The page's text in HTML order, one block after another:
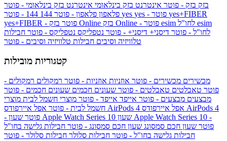
בזק בזק - פוטר אינטרנט בזק בינלאומי אינטרנט בזק בינלאומי - פוטר
פלאפון פלאפון - פוטר 144 yes
yes+FIBER
yes+FIBER - פוטר בזק Online
esim
לחו"ל - פוטר דיסני+ דיסני+ - פוטר נטפליקס נטפליקס - פוטר חבילות
טלוויזיה וסיבים חבילות טלוויזיה וסיבים - פוטר
קטגוריות מובילות
מכשירים מכשירים - פוטר אוזניות אוזניות - פוטר רמקולים רמקולים -
פוטר טאבלטים טאבלטים - פוטר שעונים חכמים שעונים חכמים - פוטר
מבצעים מבצעים - פוטר אייפד אייפד - פוטר מוצרי חשמל לבית מוצרי
חשמל לבית - פוטר אפל איירפודס AirPods 4 אפל איירפודס AirPods 4
- פוטר שעון Apple Watch Series 10 שעון Apple Watch Series 10 -
פוטר שעון חכם סמסונג שעון חכם סמסונג - פוטר חבילות גלישה בחו"ל
חבילות גלישה בחו"ל - פוטר חבילות סלולר חבילות סלולר - פוטר